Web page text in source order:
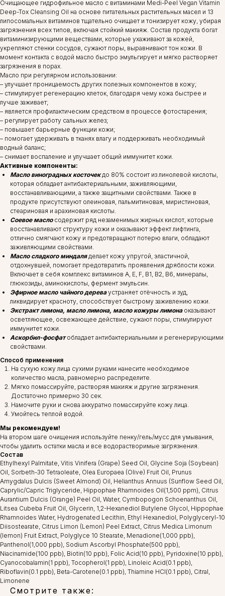
Очищающее гидрофильное масло с витаминами Medi-Peel Vegan Vitamin
Deep-Tox Cleansing Oil на основе питательных растительных масел и 13
липосомальных витаминов тщательно очищает и тонизирует кожу, убирая
загрязнения всех типов, включая стойкий макияж. Состав продукта богат
витаминизирующими веществами, которые ухаживают за кожей,
укрепляют стенки сосудов, сужают поры, выравнивают тон кожи. В
момент контакта с водой масло быстро эмульгирует и мягко растворяет
загрязнения в порах.
Масло при регулярном использовании:
– улучшает проницаемость других полезных компонентов в кожу;
– стимулирует регенерацию клеток, благодаря чему кожа быстрее и
лучше заживает;
– является профилактическим средством в процессе фотостарения;
– регулирует работу сальных желез;
– повышает барьерные функции кожи;
– помогает удерживать в тканях влагу и поддерживать необходимый
водный баланс;
– снимает воспаление и улучшает общий иммунитет кожи.
Активные компоненты:
Масло виноградных косточекдо 80% состоит из линолевой кислоты,
которая обладает антибактериальными, заживляющими,
восстанавливающими, а также защитными свойствами. Также в
продукте присутствуют олеиновая, пальмитиновая, миристиновая,
стеариновая и арахиновая кислоты.
Соевое маслосодержит ряд незаменимых жирных кислот, которые
восстанавливают структуру кожи и оказывают эффект лифтинга,
отлично смягчают кожу и предотвращают потерю влаги, обладают
заживляющими свойствами.
Масло сладкого миндаля делает кожу упругой, эластичной,
отдохнувшей, помогает предотвратить проявления дряблости кожи.
Включает в себя комплекс витаминов А, Е, F, В1, В2, В6, минералы,
глюкозиды, аминокислоты, фермент эмульсин.
Эфирное масло чайного дереваустраняет отёчность и зуд,
ликвидирует красноту, способствует быстрому заживлению кожи.
Экстракт лимона, масло лимона, масло кожуры лимонаоказывают
осветляющее, освежающее действие, сужают поры, стимулируют
иммунитет кожи.
Аскорбил-фосфатобладает антибактериальными и регенерирующими
свойствами.
Способ применения
На сухую кожу лица сухими руками нанесите необходимое
количество масла, равномерно распределите.
Мягко помассируйте, растворяя макияж и другие загрязнения.
Достаточно примерно 30 сек.
Намочите руки и снова аккуратно помассируйте кожу лица.
Умойтесь теплой водой.
Мы рекомендуем!
На втором шаге очищения используйте пенку/гель/мусс для умывания,
чтобы удалить остатки масла и все водорастворимые загрязнения.
Состав
Ethylhexyl Palmitate, Vitis Vinifera (Grape) Seed Oil, Glycine Soja (Soybean)
Oil, Sorbeth-30 Tetraoleate, Olea Europaea (Olive) Fruit Oil, Prunus
Amygdalus Dulcis (Sweet Almond) Oil, Helianthus Annuus (Sunflow Seed Oil,
Caprylic/Capric Triglyceride, Hippophae Rhamnoides Oil(1,500 ppm), Citrus
Aurantium Dulcis (Orange) Peel Oil, Water, Cymbopogon Schoenanthus Oil,
Litsea Cubeba Fruit Oil, Glycerin, 1,2-Hexanediol Butylene Glycol, Hippophae
Rhamnoides Water, Hydrogenated Lecithin, Ethyl Hexanediol, Polyglyceryl-10
Diisostearate, Citrus Limon (Lemon) Peel Extract, Citrus Medica Limonum
(lemon) Fruit Extract, Polyglyce 10 Stearate, Menadione(1,000 ppb),
Panthenol(1,000 ppb), Sodium Ascorbyl Phosphate(500 ppb),
Niacinamide(100 ppb), Biotin(10 ppb), Folic Acid(10 ppb), Pyridoxine(10 ppb),
Cyanocobalamin(1 ppb), Tocopherol(1 ppb), Linoleic Acid(0.1 ppb),
Riboflavin(0.1 ppb), Beta-Carotene(0.1 ppb), Thiamine HCl(0.1 ppb), Citral,
Limonene
Смотрите также: